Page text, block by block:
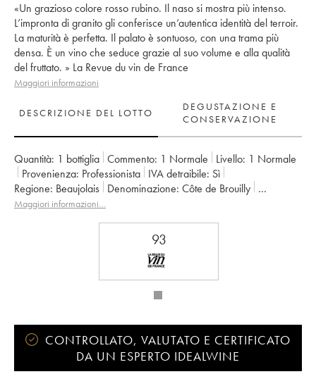
«Un grazioso colore rosso rubino. Il naso si mostra più intenso.
L’impronta di granito gli conferisce un’autentica identità del terroir.
La maturità è perfetta. Il palato è sontuoso, con una trama più
densa. È un vino che seduce grazie al suo volume e alla qualità
del fruttato. » La Revue du vin de France
Maggiori informazioni
DESCRIZIONE DEL LOTTO
DEGUSTAZIONE E
CONSERVAZIONE
Quantità: 1 bottiglia Commento: 1 Normale Livello: 1 Normale
Provenienza:
professionista IVA detraibile:
sì
Regione:
Beaujolais Denominazione:
Côte de Brouilly
Proprietario:
Château Thivin
Maggiori informazioni…
93
CONTROLLATO, VALUTATO E CERTIFICATO
DA UN ESPERTO IDEALWINE